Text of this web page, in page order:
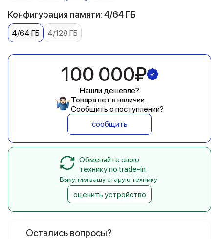
Остались вопросы?
Конфигурация памяти: 4/64 ГБ
4/64 ГБ 4/128 ГБ
100 000₽
Нашли дешевле?
Товара нет в наличии.
Сообщить о поступлении?
сообщить
Обменяйте свою
технику по trade-in
Выкупим вашу старую технику
оценить устройство